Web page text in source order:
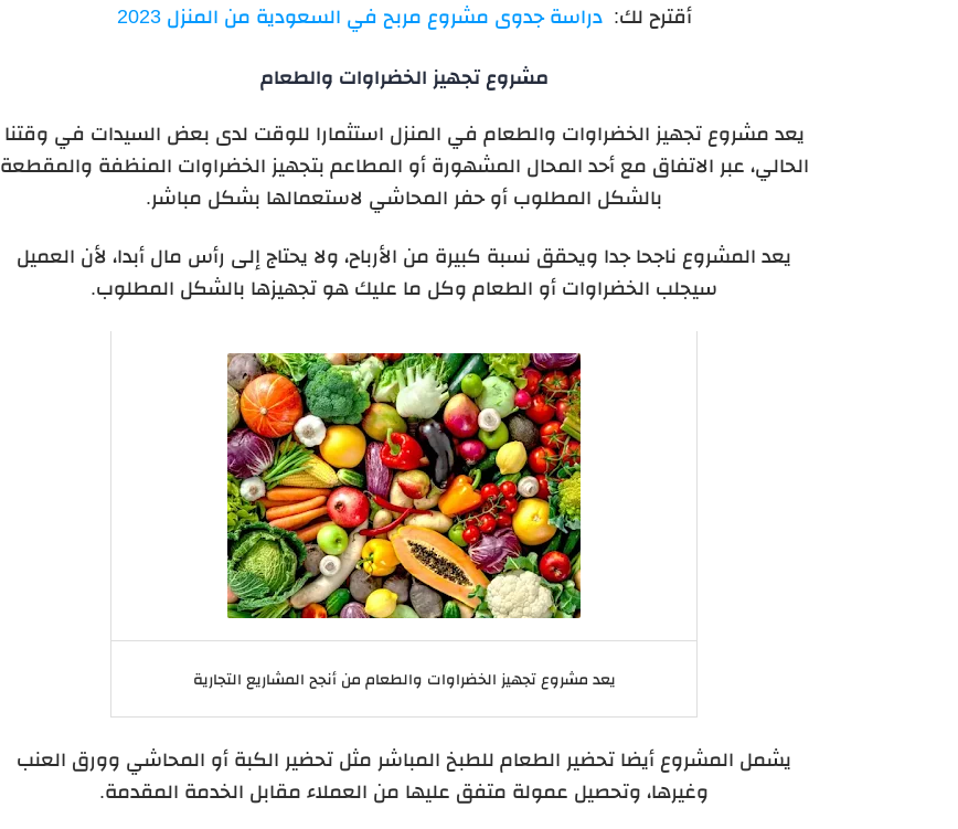
أقترح لك:دراسة جدوى مشروع مربح في السعودية من المنزل 2023
مشروع تجهيز الخضراوات والطعام
يعد مشروع تجهيز الخضراوات والطعام في المنزل استثمارا للوقت لدى بعض السيدات في وقتنا
الحالي، عبر الاتفاق مع أحد المحال المشهورة أو المطاعم بتجهيز الخضراوات المنظفة والمقطعة
بالشكل المطلوب أو حفر المحاشي لاستعمالها بشكل مباشر.
يعد المشروع ناجحا جدا ويحقق نسبة كبيرة من الأرباح، ولا يحتاج إلى رأس مال أبدا، لأن العميل
سيجلب الخضراوات أو الطعام وكل ما عليك هو تجهيزها بالشكل المطلوب.
يعد مشروع تجهيز الخضراوات والطعام من أنجح المشاريع التجارية
يشمل المشروع أيضا تحضير الطعام للطبخ المباشر مثل تحضير الكبة أو المحاشي وورق العنب
وغيرها، وتحصيل عمولة متفق عليها من العملاء مقابل الخدمة المقدمة.